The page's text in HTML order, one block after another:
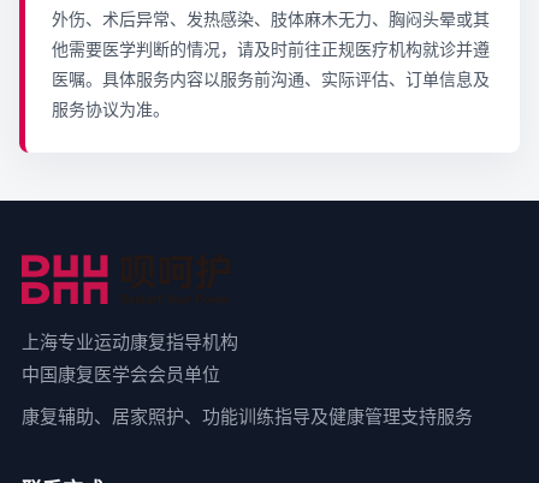
外伤、术后异常、发热感染、肢体麻木无力、胸闷头晕或其
他需要医学判断的情况，请及时前往正规医疗机构就诊并遵
医嘱。具体服务内容以服务前沟通、实际评估、订单信息及
服务协议为准。
上海专业运动康复指导机构
中国康复医学会会员单位
康复辅助、居家照护、功能训练指导及健康管理支持服务